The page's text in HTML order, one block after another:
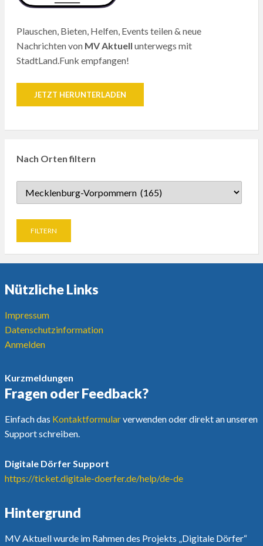
Plauschen, Bieten, Helfen, Events teilen & neue
Nachrichten von MV Aktuell unterwegs mit
StadtLand.Funk empfangen!
JETZT HERUNTERLADEN
Nach Orten filtern
Nützliche Links
Impressum
Datenschutzinformation
Anmelden
Kurzmeldungen
Fragen oder Feedback?
Einfach das Kontaktformularverwenden oder direkt an unseren
Support schreiben.
Digitale Dörfer Support
https://ticket.digitale-doerfer.de/help/de-de
Hintergrund
MV Aktuell wurde im Rahmen des Projekts „Digitale Dörfer“